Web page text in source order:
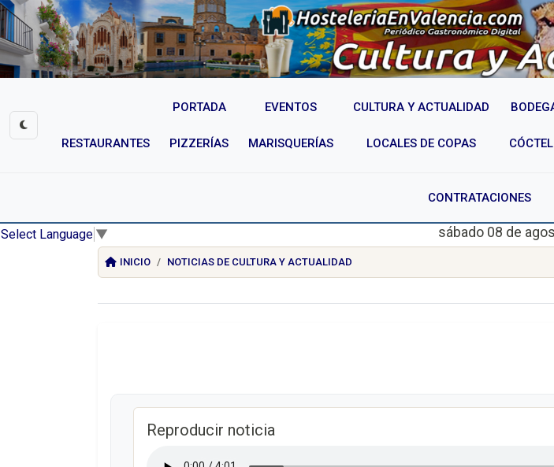
PORTADA EVENTOS CULTURA Y ACTUALIDAD
RESTAURANTES PIZZERÍAS MARISQUERÍAS LOCALES DE COPAS
CONTRATACIONES
Select Language ▼ sábado 08 de
INICIO NOTICIAS DE CULTURA Y ACTUALIDAD
Reproducir noticia